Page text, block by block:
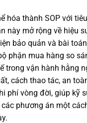
hóa thành SOP với
này mở rộng về hiệu
bảo quản và bài
phận mua hàng so
trong vận hành hằng
cách thao tác, an
phí vòng đời, giúp kỹ
phương án một